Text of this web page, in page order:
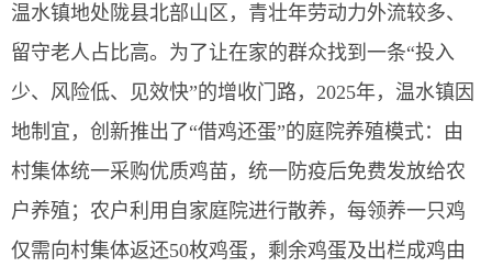
温水镇地处陇县北部山区，青壮年劳动力外流较多、
留守老人占比高。为了让在家的群众找到一条“投入
少、风险低、见效快”的增收门路，2025年，温水镇因
地制宜，创新推出了“借鸡还蛋”的庭院养殖模式：由
村集体统一采购优质鸡苗，统一防疫后免费发放给农
户养殖；农户利用自家庭院进行散养，每领养一只鸡
仅需向村集体返还50枚鸡蛋，剩余鸡蛋及出栏成鸡由